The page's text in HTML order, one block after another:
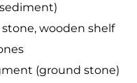
wooden shelf
(ground stone)